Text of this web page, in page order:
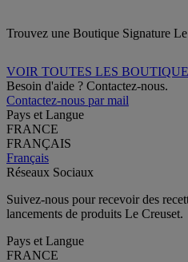
Trouvez une Boutique Signature
VOIR TOUTES LES
Besoin d'aide ? Contactez-nous.
Contactez-nous par mail
Pays et Langue
FRANCE
FRANÇAIS
Français
Réseaux Sociaux
Suivez-nous pour recevoir des
lancements de produits Le Creuset.
Pays et Langue
FRANCE